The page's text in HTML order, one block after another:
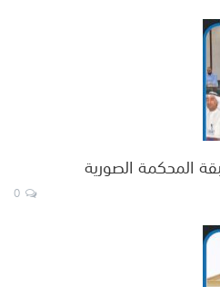
المحكمة الصورية